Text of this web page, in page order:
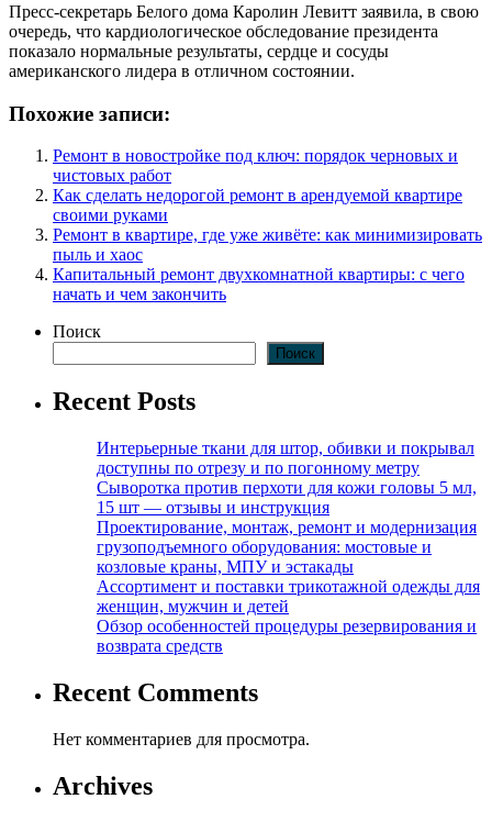
Пресс-секретарь Белого дома Каролин Левитт заявила, в свою
очередь, что кардиологическое обследование президента
показало нормальные результаты, сердце и сосуды
американского лидера в отличном состоянии.
Похожие записи:
Ремонт в новостройке под ключ: порядок черновых и
чистовых работ
Как сделать недорогой ремонт в арендуемой квартире
своими руками
Ремонт в квартире, где уже живёте: как минимизировать
пыль и хаос
Капитальный ремонт двухкомнатной квартиры: с чего
начать и чем закончить
Поиск
Поиск
Recent Posts
Интерьерные ткани для штор, обивки и покрывал
доступны по отрезу и по погонному метру
Сыворотка против перхоти для кожи головы 5 мл,
15 шт — отзывы и инструкция
Проектирование, монтаж, ремонт и модернизация
грузоподъемного оборудования: мостовые и
козловые краны, МПУ и эстакады
Ассортимент и поставки трикотажной одежды для
женщин, мужчин и детей
Обзор особенностей процедуры резервирования и
возврата средств
Recent Comments
Нет комментариев для просмотра.
Archives